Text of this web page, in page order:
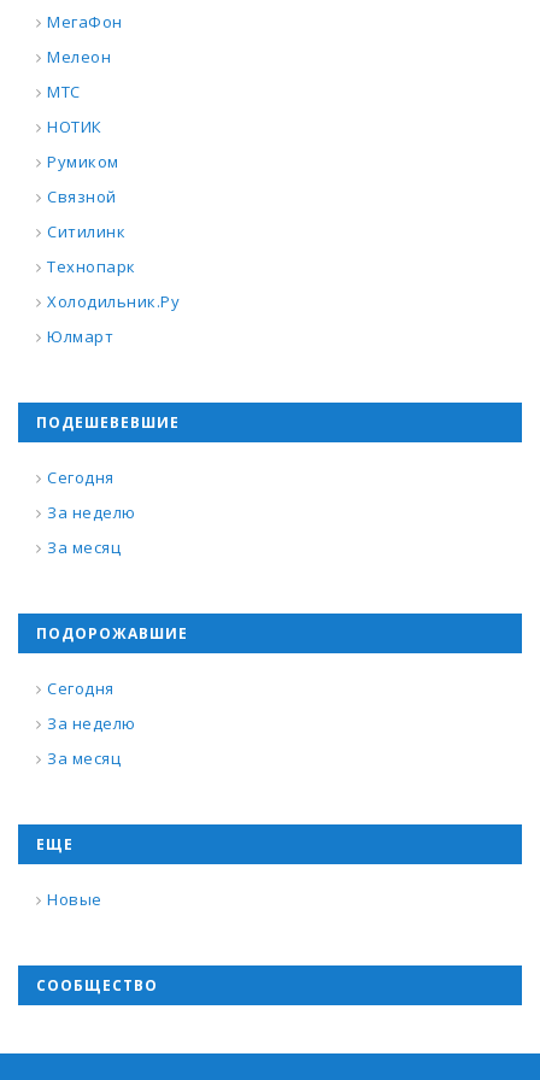
МегаФон
Мелеон
МТС
НОТИК
Румиком
Связной
Ситилинк
Технопарк
Холодильник.Ру
Юлмарт
ПОДЕШЕВЕВШИЕ
Сегодня
За неделю
За месяц
ПОДОРОЖАВШИЕ
Сегодня
За неделю
За месяц
ЕЩЕ
Новые
СООБЩЕСТВО